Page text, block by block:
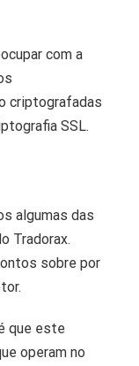
com a
criptografadas
SSL.
algumas das
Tradorax.
sobre por
que este
operam no